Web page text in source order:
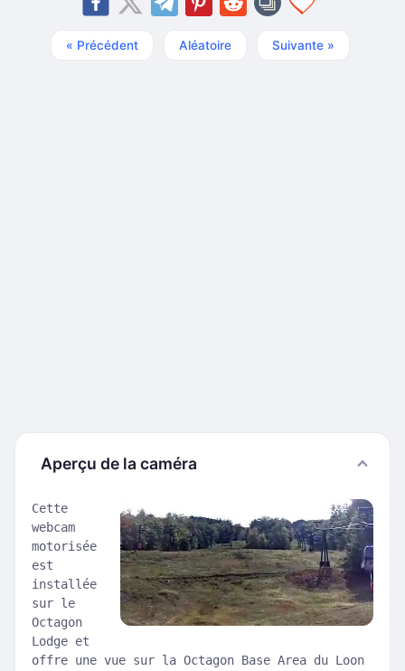
« Précédent Aléatoire Suivante »
Aperçu de la caméra
Cette
webcam
motorisée
est
installée
sur le
Octagon
Lodge et
offre une vue sur la Octagon Base Area du Loon